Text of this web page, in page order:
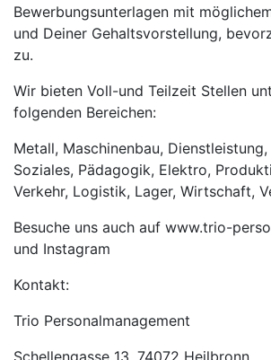
Bewerbungsunterlagen mit
und Deiner Gehaltsvorstellung,
zu.
Wir bieten Voll-und Teilzeit Stellen
folgenden Bereichen:
Metall, Maschinenbau, Dienstleistung,
Soziales, Pädagogik, Elektro,
Verkehr, Logistik, Lager, Wirtschaft,
Besuche uns auch auf www.trio-
und Instagram
Kontakt:
Trio Personalmanagement
Schellengasse 13, 74072 Heilbronn